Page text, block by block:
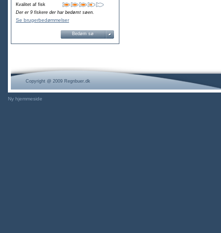
Kvalitet af fisk
Der er 9 fiskere der har bedømt søen.
Se brugerbedømmelser
Bedøm sø
Copyright @ 2009 Regnbuer.dk
Ny hjemmeside